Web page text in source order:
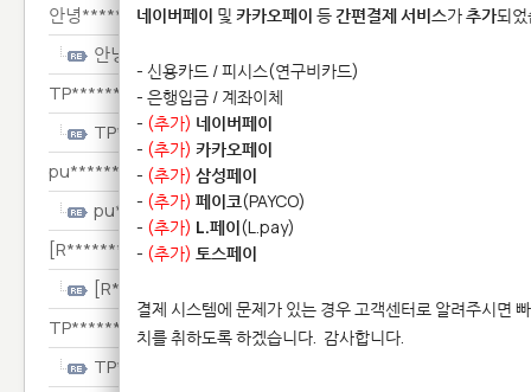
안녕************************
안녕************************
TP**********************************
TP**********************************
pu****************
pu****************
[R*************************
[R*************************
TP******************************
TP******************************
네이버페이 및 카카오페이 등간편결제 서비스가추가되
- 신용카드 / 피시스(연구비카드)
- 은행입금 / 계좌이체
- (추가) 네이버페이
- (추가) 카카오페이
- (추가) 삼성페이
- (추가) 페이코(PAYCO)
- (추가) L.페이(L.pay)
- (추가) 토스페이
결제 시스템에 문제가 있는 경우 고객센터로 알려주시면
치를 취하도록 하겠습니다. 감사합니다.